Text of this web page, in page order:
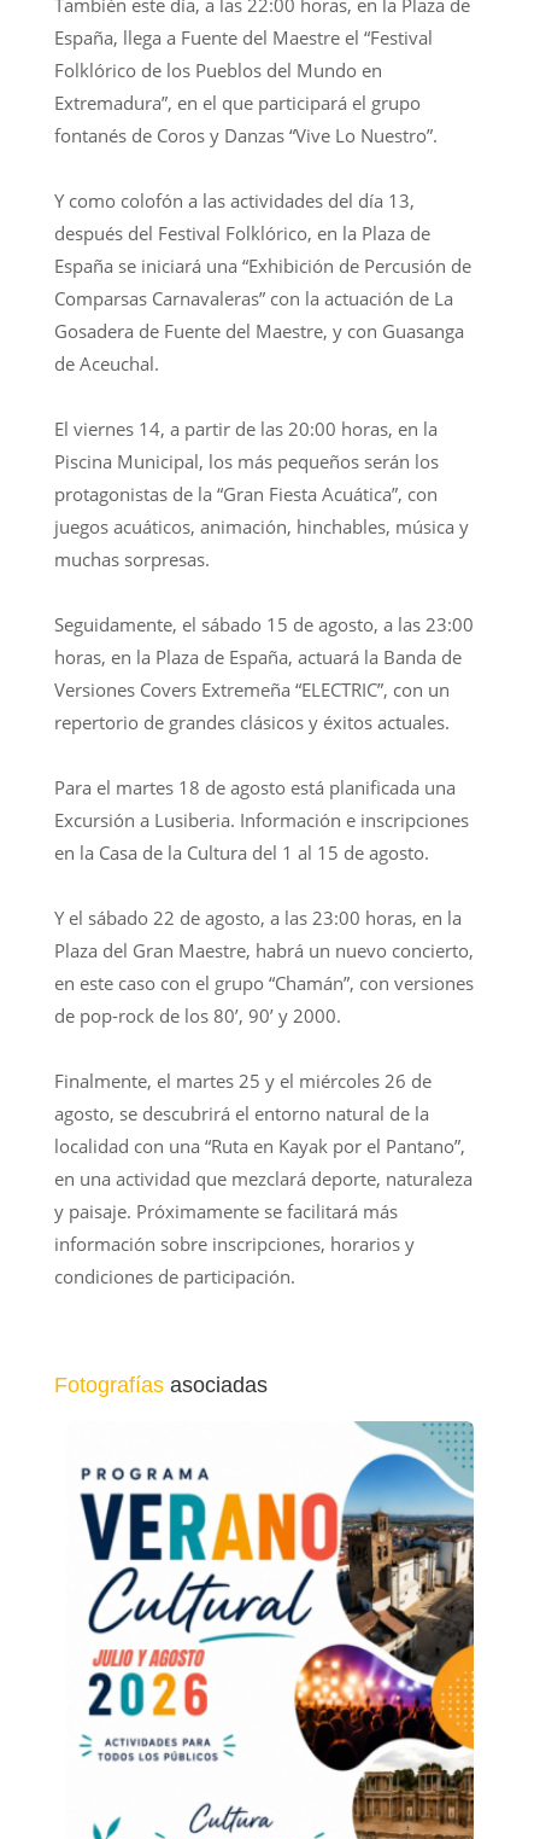
También este día, a las 22:00 horas, en la Plaza de
España, llega a Fuente del Maestre el “Festival
Folklórico de los Pueblos del Mundo en
Extremadura”, en el que participará el grupo
fontanés de Coros y Danzas “Vive Lo Nuestro”.
Y como colofón a las actividades del día 13,
después del Festival Folklórico, en la Plaza de
España se iniciará una “Exhibición de Percusión de
Comparsas Carnavaleras” con la actuación de La
Gosadera de Fuente del Maestre, y con Guasanga
de Aceuchal.
El viernes 14, a partir de las 20:00 horas, en la
Piscina Municipal, los más pequeños serán los
protagonistas de la “Gran Fiesta Acuática”, con
juegos acuáticos, animación, hinchables, música y
muchas sorpresas.
Seguidamente, el sábado 15 de agosto, a las 23:00
horas, en la Plaza de España, actuará la Banda de
Versiones Covers Extremeña “ELECTRIC”, con un
repertorio de grandes clásicos y éxitos actuales.
Para el martes 18 de agosto está planificada una
Excursión a Lusiberia. Información e inscripciones
en la Casa de la Cultura del 1 al 15 de agosto.
Y el sábado 22 de agosto, a las 23:00 horas, en la
Plaza del Gran Maestre, habrá un nuevo concierto,
en este caso con el grupo “Chamán”, con versiones
de pop-rock de los 80’, 90’ y 2000.
Finalmente, el martes 25 y el miércoles 26 de
agosto, se descubrirá el entorno natural de la
localidad con una “Ruta en Kayak por el Pantano”,
en una actividad que mezclará deporte, naturaleza
y paisaje. Próximamente se facilitará más
información sobre inscripciones, horarios y
condiciones de participación.
Fotografías asociadas